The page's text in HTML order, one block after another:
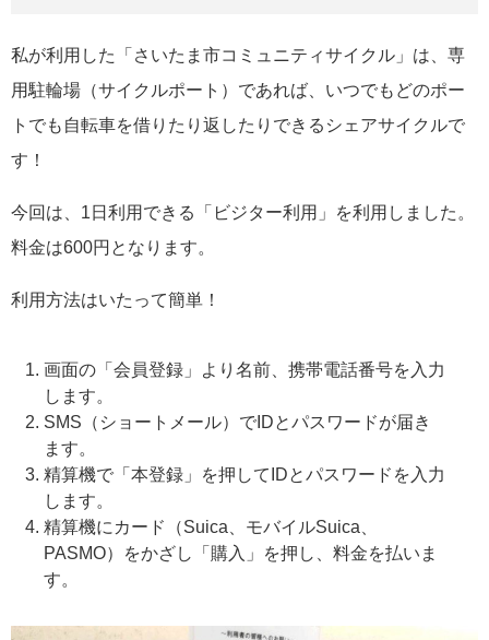
私が利用した「さいたま市コミュニティサイクル」は、専
用駐輪場（サイクルポート）であれば、いつでもどのポー
トでも自転車を借りたり返したりできるシェアサイクルで
す！
今回は、1日利用できる「ビジター利用」を利用しました。
料金は600円となります。
利用方法はいたって簡単！
画面の「会員登録」より名前、携帯電話番号を入力
します。
SMS（ショートメール）でIDとパスワードが届き
ます。
精算機で「本登録」を押してIDとパスワードを入力
します。
精算機にカード（Suica、モバイルSuica、
PASMO）をかざし「購入」を押し、料金を払いま
す。